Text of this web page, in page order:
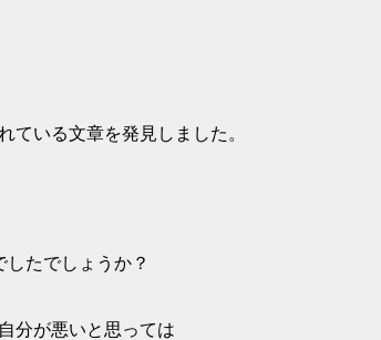
ている文章を発見しました。
たでしょうか？
分が悪いと思っては